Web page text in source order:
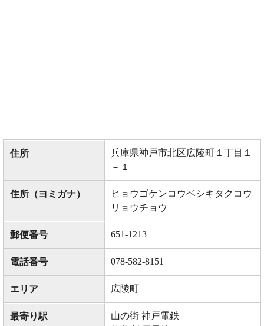
住所
兵庫県神戸市北区広陵町１丁目１
－１
住所（ヨミガナ）
ヒョウゴケンコウベシキタクコウ
リョウチョウ
郵便番号 651-1213
電話番号 078-582-8151
エリア 広陵町
最寄り駅
山の街 神戸電鉄